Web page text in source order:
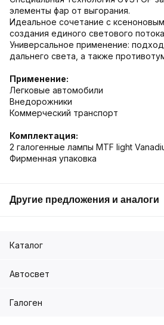
элементы фар от выгорания.
Идеальное сочетание с
создания единого светового
Универсальное применение:
дальнего света, а также
Применение:
Легковые автомобили
Внедорожники
Коммерческий транспорт
Комплектация:
2 галогенные лампы MTF light
Фирменная упаковка
Другие предложения и аналоги
Каталог
Автосвет
Галоген